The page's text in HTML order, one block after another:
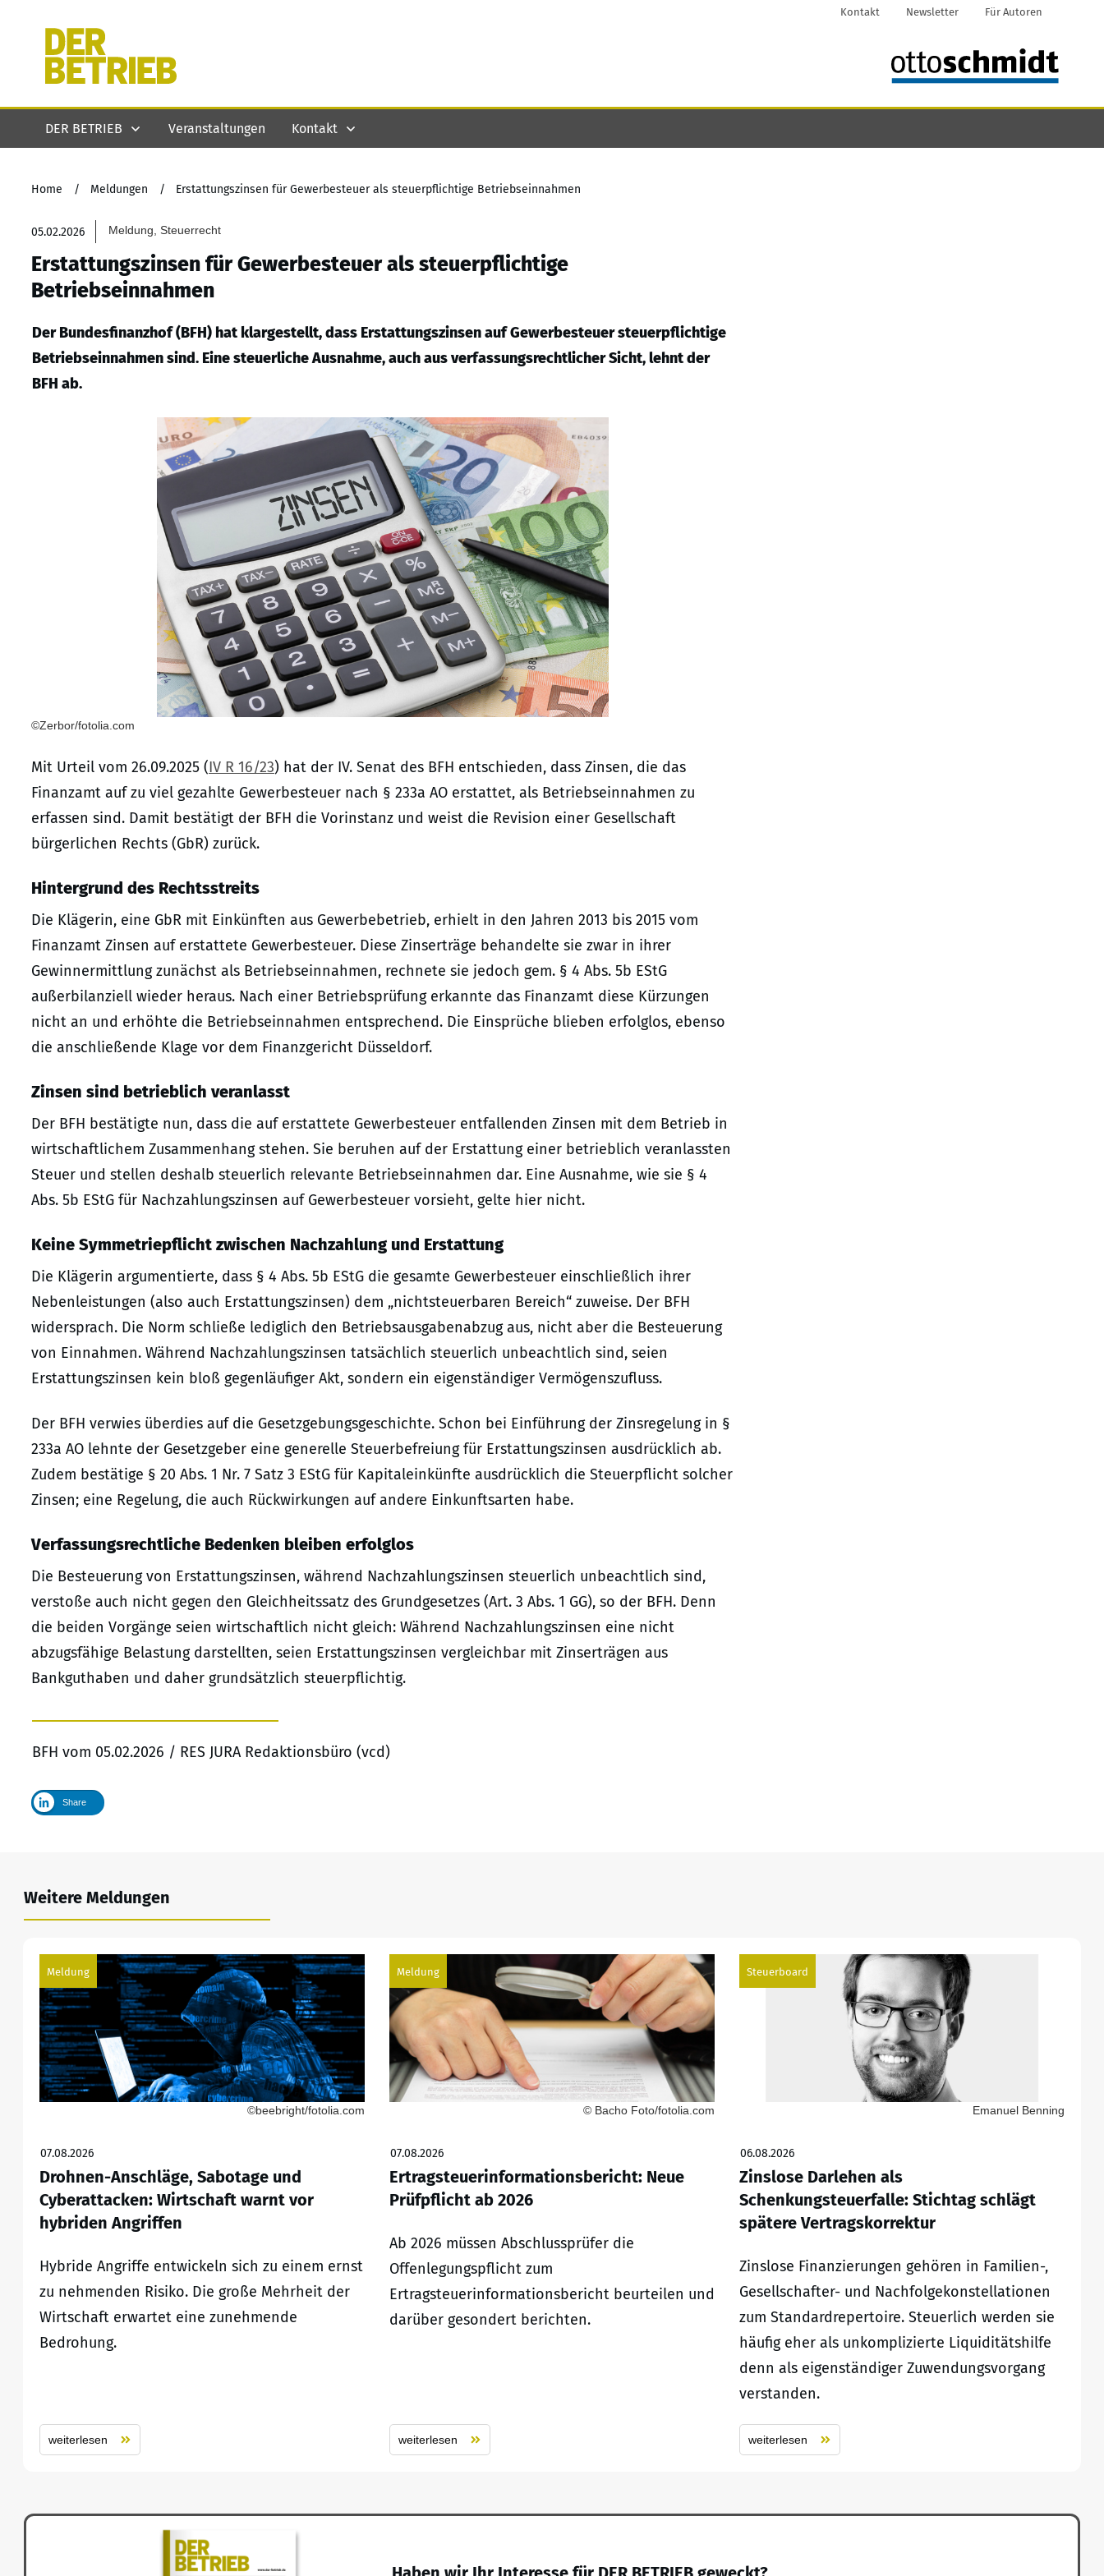
Kontakt Newsletter Für Autoren
DER BETRIEB Veranstaltungen Kontakt
Home / Meldungen / Erstattungszinsen für Gewerbesteuer als steuerpflichtige Betriebseinnahmen
05.02.2026 Meldung, Steuerrecht
Erstattungszinsen für Gewerbesteuer als steuerpflichtige
Betriebseinnahmen
Der Bundesfinanzhof (BFH) hat klargestellt, dass Erstattungszinsen auf Gewerbesteuer steuerpflichtige
Betriebseinnahmen sind. Eine steuerliche Ausnahme, auch aus verfassungsrechtlicher Sicht, lehnt der
BFH ab.
©Zerbor/fotolia.com
Mit Urteil vom 26.09.2025 (IV R 16/23) hat der IV. Senat des BFH entschieden, dass Zinsen, die das
Finanzamt auf zu viel gezahlte Gewerbesteuer nach § 233a AO erstattet, als Betriebseinnahmen zu
erfassen sind. Damit bestätigt der BFH die Vorinstanz und weist die Revision einer Gesellschaft
bürgerlichen Rechts (GbR) zurück.
Hintergrund des Rechtsstreits
Die Klägerin, eine GbR mit Einkünften aus Gewerbebetrieb, erhielt in den Jahren 2013 bis 2015 vom
Finanzamt Zinsen auf erstattete Gewerbesteuer. Diese Zinserträge behandelte sie zwar in ihrer
Gewinnermittlung zunächst als Betriebseinnahmen, rechnete sie jedoch gem. § 4 Abs. 5b EStG
außerbilanziell wieder heraus. Nach einer Betriebsprüfung erkannte das Finanzamt diese Kürzungen
nicht an und erhöhte die Betriebseinnahmen entsprechend. Die Einsprüche blieben erfolglos, ebenso
die anschließende Klage vor dem Finanzgericht Düsseldorf.
Zinsen sind betrieblich veranlasst
Der BFH bestätigte nun, dass die auf erstattete Gewerbesteuer entfallenden Zinsen mit dem Betrieb in
wirtschaftlichem Zusammenhang stehen. Sie beruhen auf der Erstattung einer betrieblich veranlassten
Steuer und stellen deshalb steuerlich relevante Betriebseinnahmen dar. Eine Ausnahme, wie sie § 4
Abs. 5b EStG für Nachzahlungszinsen auf Gewerbesteuer vorsieht, gelte hier nicht.
Keine Symmetriepflicht zwischen Nachzahlung und Erstattung
Die Klägerin argumentierte, dass § 4 Abs. 5b EStG die gesamte Gewerbesteuer einschließlich ihrer
Nebenleistungen (also auch Erstattungszinsen) dem „nichtsteuerbaren Bereich“ zuweise. Der BFH
widersprach. Die Norm schließe lediglich den Betriebsausgabenabzug aus, nicht aber die Besteuerung
von Einnahmen. Während Nachzahlungszinsen tatsächlich steuerlich unbeachtlich sind, seien
Erstattungszinsen kein bloß gegenläufiger Akt, sondern ein eigenständiger Vermögenszufluss.
Der BFH verwies überdies auf die Gesetzgebungsgeschichte. Schon bei Einführung der Zinsregelung in §
233a AO lehnte der Gesetzgeber eine generelle Steuerbefreiung für Erstattungszinsen ausdrücklich ab.
Zudem bestätige § 20 Abs. 1 Nr. 7 Satz 3 EStG für Kapitaleinkünfte ausdrücklich die Steuerpflicht solcher
Zinsen; eine Regelung, die auch Rückwirkungen auf andere Einkunftsarten habe.
Verfassungsrechtliche Bedenken bleiben erfolglos
Die Besteuerung von Erstattungszinsen, während Nachzahlungszinsen steuerlich unbeachtlich sind,
verstoße auch nicht gegen den Gleichheitssatz des Grundgesetzes (Art. 3 Abs. 1 GG), so der BFH. Denn
die beiden Vorgänge seien wirtschaftlich nicht gleich: Während Nachzahlungszinsen eine nicht
abzugsfähige Belastung darstellten, seien Erstattungszinsen vergleichbar mit Zinserträgen aus
Bankguthaben und daher grundsätzlich steuerpflichtig.
BFH vom 05.02.2026 / RES JURA Redaktionsbüro (vcd)
Share
Weitere Meldungen
Meldung
©beebright/fotolia.com
07.08.2026
Drohnen-Anschläge, Sabotage und
Cyberattacken: Wirtschaft warnt vor
hybriden Angriffen
Hybride Angriffe entwickeln sich zu einem ernst
zu nehmenden Risiko. Die große Mehrheit der
Wirtschaft erwartet eine zunehmende
Bedrohung.
weiterlesen
Meldung
© Bacho Foto/fotolia.com
07.08.2026
Ertragsteuerinformationsbericht: Neue
Prüfpflicht ab 2026
Ab 2026 müssen Abschlussprüfer die
Offenlegungspflicht zum
Ertragsteuerinformationsbericht beurteilen und
darüber gesondert berichten.
weiterlesen
Steuerboard
Emanuel Benning
06.08.2026
Zinslose Darlehen als
Schenkungsteuerfalle: Stichtag schlägt
spätere Vertragskorrektur
Zinslose Finanzierungen gehören in Familien-,
Gesellschafter- und Nachfolgekonstellationen
zum Standardrepertoire. Steuerlich werden sie
häufig eher als unkomplizierte Liquiditätshilfe
denn als eigenständiger Zuwendungsvorgang
verstanden.
weiterlesen